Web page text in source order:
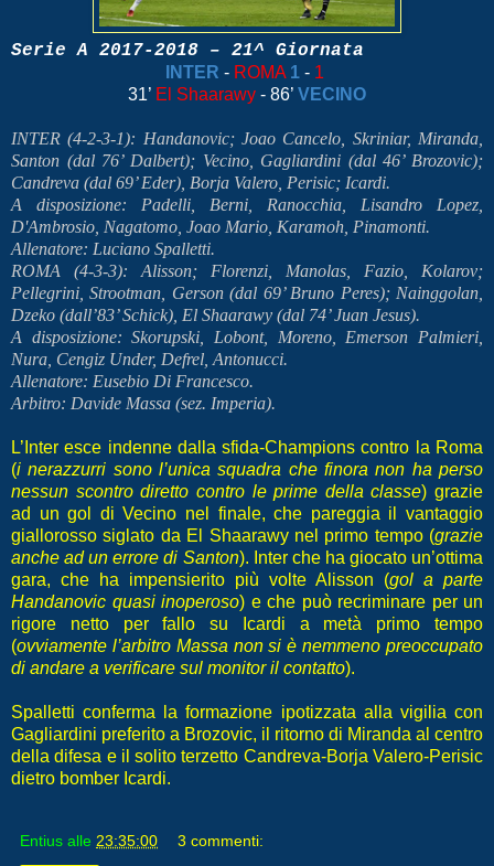
Serie A 2017-2018 – 21^ Giornata
INTER - ROMA 1 - 1
31’ El Shaarawy - 86’ VECINO
INTER (4-2-3-1): Handanovic; Joao Cancelo, Skriniar, Miranda,
Santon (dal 76’ Dalbert); Vecino, Gagliardini (dal 46’ Brozovic);
Candreva (dal 69’ Eder), Borja Valero, Perisic; Icardi.
A disposizione: Padelli, Berni, Ranocchia, Lisandro Lopez,
D'Ambrosio, Nagatomo, Joao Mario, Karamoh, Pinamonti.
Allenatore: Luciano Spalletti.
ROMA (4-3-3): Alisson; Florenzi, Manolas, Fazio, Kolarov;
Pellegrini, Strootman, Gerson (dal 69’ Bruno Peres); Nainggolan,
Dzeko (dall’83’ Schick), El Shaarawy (dal 74’ Juan Jesus).
A disposizione: Skorupski, Lobont, Moreno, Emerson Palmieri,
Nura, Cengiz Under, Defrel, Antonucci.
Allenatore: Eusebio Di Francesco.
Arbitro: Davide Massa (sez. Imperia).
L’Inter esce indenne dalla sfida-Champions contro la Roma
(i nerazzurri sono l’unica squadra che finora non ha perso
nessun scontro diretto contro le prime della classe) grazie
ad un gol di Vecino nel finale, che pareggia il vantaggio
giallorosso siglato da El Shaarawy nel primo tempo (grazie
anche ad un errore di Santon). Inter che ha giocato un’ottima
gara, che ha impensierito più volte Alisson (gol a parte
Handanovic quasi inoperoso) e che può recriminare per un
rigore netto per fallo su Icardi a metà primo tempo
(ovviamente l’arbitro Massa non si è nemmeno preoccupato
di andare a verificare sul monitor il contatto).
Spalletti conferma la formazione ipotizzata alla vigilia con
Gagliardini preferito a Brozovic, il ritorno di Miranda al centro
della difesa e il solito terzetto Candreva-Borja Valero-Perisic
dietro bomber Icardi.
Entius alle 23:35:00 3 commenti: